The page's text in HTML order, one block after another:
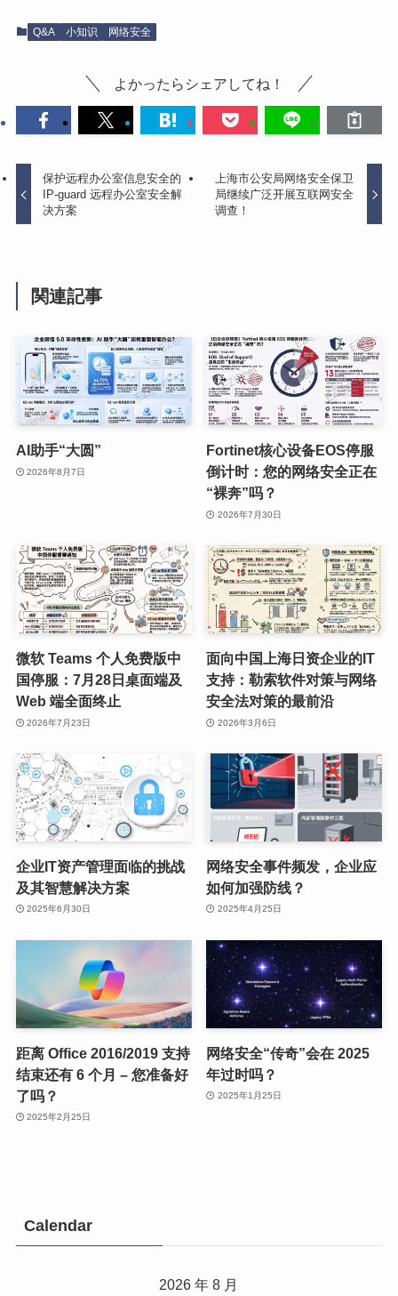
Q&A 小知识 网络安全
よかったらシェアしてね！
保护远程办公室信息安全的
IP-guard 远程办公室安全解
决方案
上海市公安局网络安全保卫
局继续广泛开展互联网安全
调查！
関連記事
AI助手“大圆”
2026年8月7日
Fortinet核心设备EOS停服
倒计时：您的网络安全正在
“裸奔”吗？
2026年7月30日
微软 Teams 个人免费版中
国停服：7月28日桌面端及
Web 端全面终止
2026年7月23日
面向中国上海日资企业的IT
支持：勒索软件对策与网络
安全法对策的最前沿
2026年3月6日
企业IT资产管理面临的挑战
及其智慧解决方案
2025年6月30日
网络安全事件频发，企业应
如何加强防线？
2025年4月25日
距离 Office 2016/2019 支持
结束还有 6 个月 – 您准备好
了吗？
2025年2月25日
网络安全“传奇”会在 2025
年过时吗？
2025年1月25日
Calendar
2026 年 8 月